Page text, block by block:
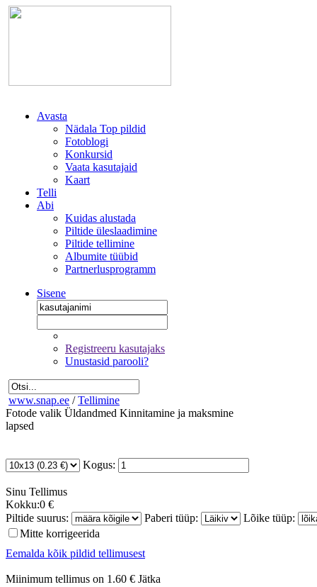
Avasta
Nädala Top pildid
Fotoblogi
Konkursid
Vaata kasutajaid
Kaart
Telli
Abi
Kuidas alustada
Piltide üleslaadimine
Piltide tellimine
Albumite tüübid
Partnerlusprogramm
Sisene
Registreeru kasutajaks
Unustasid parooli?
www.snap.ee / Tellimine
Fotode valik Üldandmed Kinnitamine ja maksmine
lapsed
Kogus:
Sinu Tellimus
Kokku:0 €
Piltide suurus:
Paberi tüüp:
Lõike tüüp:
Mitte korrigeerida
Eemalda kõik pildid tellimusest
Miinimum tellimus on 1.60 € Jätka